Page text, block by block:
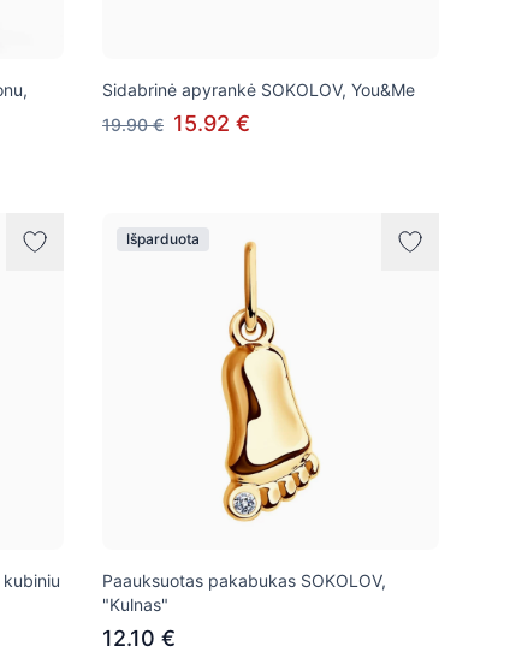
Sidabrinė apyrankė SOKOLOV, You&Me
19.90 € 15.92 €
Išparduota
Paauksuotas pakabukas SOKOLOV,
"Kulnas"
12.10 €